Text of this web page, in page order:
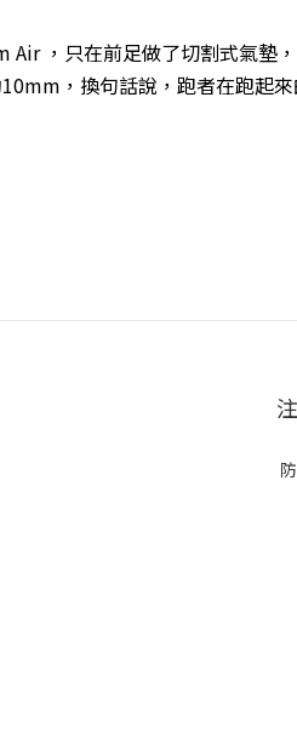
，只在前足做了切割式氣墊
，換句話說，跑者在跑起